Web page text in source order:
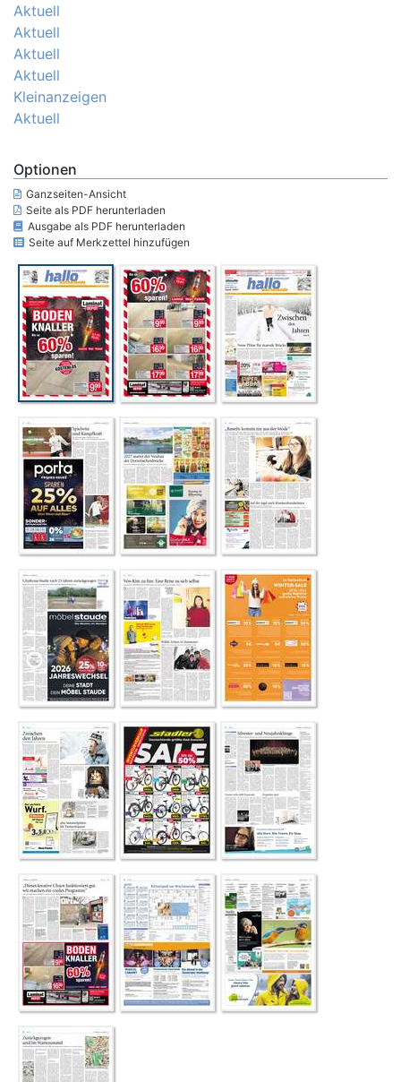
Aktuell
Aktuell
Aktuell
Aktuell
Kleinanzeigen
Aktuell
Optionen
Ganzseiten-Ansicht
Seite als PDF herunterladen
Ausgabe als PDF herunterladen
Seite auf Merkzettel hinzufügen